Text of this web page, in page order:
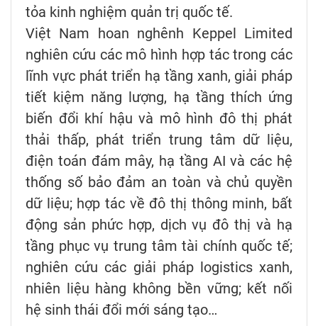
tỏa kinh nghiệm quản trị quốc tế.
Việt Nam hoan nghênh Keppel Limited
nghiên cứu các mô hình hợp tác trong các
lĩnh vực phát triển hạ tầng xanh, giải pháp
tiết kiệm năng lượng, hạ tầng thích ứng
biến đổi khí hậu và mô hình đô thị phát
thải thấp, phát triển trung tâm dữ liệu,
điện toán đám mây, hạ tầng AI và các hệ
thống số bảo đảm an toàn và chủ quyền
dữ liệu; hợp tác về đô thị thông minh, bất
động sản phức hợp, dịch vụ đô thị và hạ
tầng phục vụ trung tâm tài chính quốc tế;
nghiên cứu các giải pháp logistics xanh,
nhiên liệu hàng không bền vững; kết nối
hệ sinh thái đổi mới sáng tạo…